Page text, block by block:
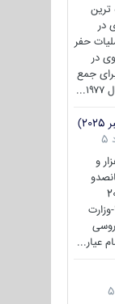
ترین
در
حفر
در
جمع
و
هشتم یکم الی هفدهم آوریل 2026
جنگ در اوکراین – 1 آوریل 2026 1-وزارت
عیار...